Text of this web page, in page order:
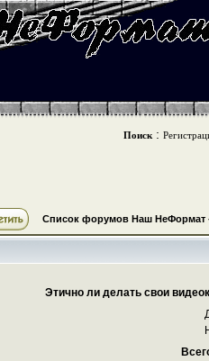
Поиск :
Список форумов Наш НеФормат
Этично ли делать свои